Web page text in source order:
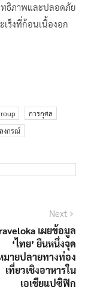
ทธิภาพและปลอดภัย
ร็งที่ก้อนเนื้องอก
การกุศล
งกรณ์
Next
เผยข้อมูล
‘ไทย’ ยืนหนึ่งจุด
มายปลายทางท่อง
เที่ยวเชิงอาหารใน
เอเชียแปซิฟิก